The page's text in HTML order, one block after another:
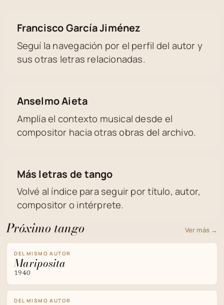
Francisco García Jiménez
Seguí la navegación por el perfil del autor y
sus otras letras relacionadas.
Anselmo Aieta
Amplía el contexto musical desde el
compositor hacia otras obras del archivo.
Más letras de tango
Volvé al índice para seguir por título, autor,
compositor o intérprete.
Próximo tango Ver más →
DEL MISMO AUTOR
Mariposita
1940
DEL MISMO AUTOR